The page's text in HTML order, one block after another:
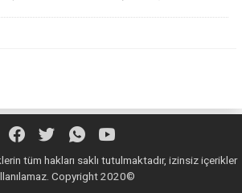
tüm hakları saklı tutulmaktadır, izinsiz içerikler
Copyright 2020©